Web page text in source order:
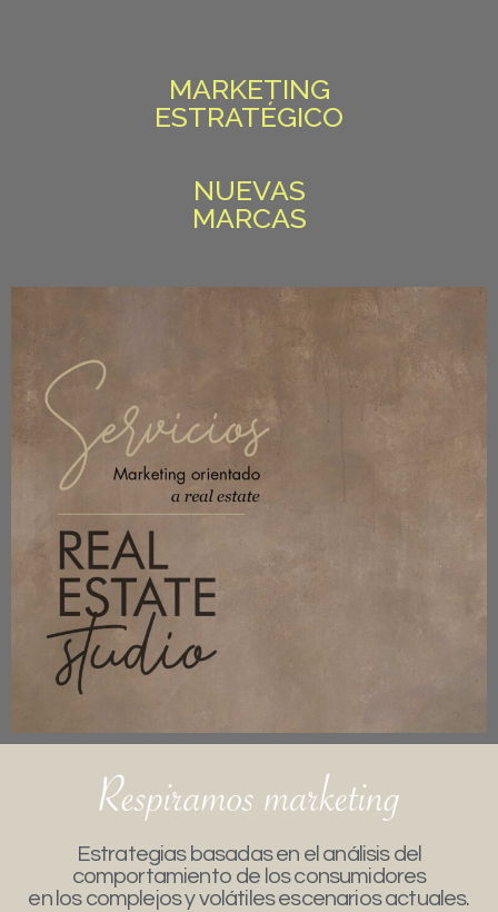
MARKETING
ESTRATÉGICO
NUEVAS
MARCAS
Estrategias basadas en el análisis del
comportamiento de los consumidores
en los complejos y volátiles escenarios actuales.